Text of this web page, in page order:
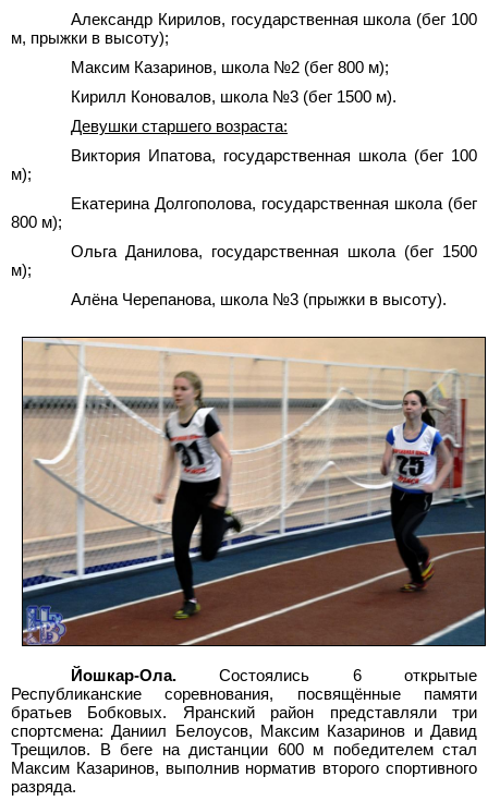
Александр Кирилов, государственная школа (бег 100
м, прыжки в высоту);
Максим Казаринов, школа №2 (бег 800 м);
Кирилл Коновалов, школа №3 (бег 1500 м).
Девушки старшего возраста:
Виктория Ипатова, государственная школа (бег 100
м);
Екатерина Долгополова, государственная школа (бег
800 м);
Ольга Данилова, государственная школа (бег 1500
м);
Алёна Черепанова, школа №3 (прыжки в высоту).
Йошкар-Ола.Состоялись 6 открытые
Республиканские соревнования, посвящённые памяти
братьев Бобковых. Яранский район представляли три
спортсмена: Даниил Белоусов, Максим Казаринов и Давид
Трещилов. В беге на дистанции 600 м победителем стал
Максим Казаринов, выполнив норматив второго спортивного
разряда.